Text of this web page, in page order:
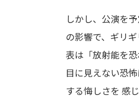
しかし、公演を
の影響で、ギリ
表は「放射能を
目に見えない恐
する悔しさを 感